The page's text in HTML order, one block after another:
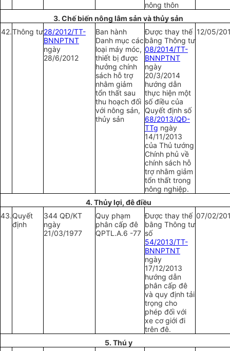
nông thôn
3. Chế biến nông lâm sản và thủy sản
42.Thông tư28/2012/TT-
BNNPTNT
ngày
28/6/2012
Ban hành
Danh mục các
loại máy móc,
thiết bị được
hưởng chính
sách hỗ trợ
nhằm giảm
tổn thất sau
thu hoạch đối
với nông sản,
thủy sản
Được thay thế
bằng Thông tư
08/2014/TT-
BNNPTNT
ngày
20/3/2014
hướng dẫn
thực hiện một
số điều của
Quyết định số
68/2013/QĐ-
TTg ngày
14/11/2013
của Thủ tướng
Chính phủ về
chính sách hỗ
trợ nhằm giảm
tổn thất trong
nông nghiệp.
12/05/
4. Thủy lợi, đê điều
43.Quyết
định
344 QĐ/KT
ngày
21/03/1977
Quy phạm
phân cấp đê
QPTL.A.6 -77
Được thay thế
bằng Thông tư
số
54/2013/TT-
BNNPTNT
ngày
17/12/2013
hướng dẫn
phân cấp đê
và quy định tải
trọng cho
phép đối với
xe cơ giới đi
trên đê.
07/02/
5. Thú y